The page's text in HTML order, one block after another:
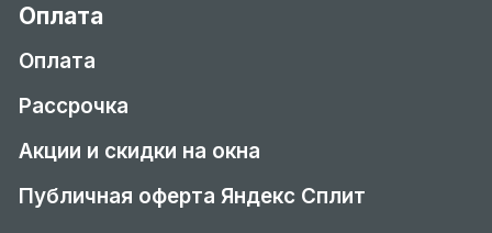
Оплата
Оплата
Рассрочка
Акции и скидки на окна
Публичная оферта Яндекс Сплит